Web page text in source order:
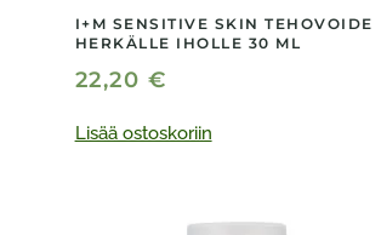
I+M SENSITIVE SKIN TEHOVOIDE
HERKÄLLE IHOLLE 30 ML
22,20 €
Lisää ostoskoriin